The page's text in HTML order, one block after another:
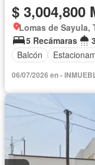
$ 3,004,800
Lomas de Sayula,
5 Recámaras
Balcón
06/07/2026 en -